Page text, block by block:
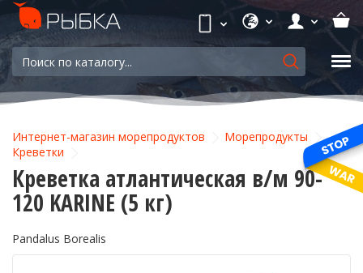
Интернет-магазин морепродуктов
Морепродукты
Креветки
Креветка атлантическая в/м 90-
120 KARINE (5 кг)
Pandalus Borealis